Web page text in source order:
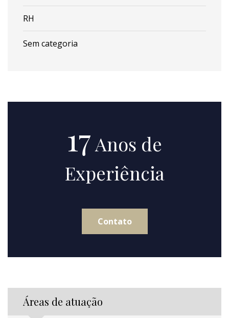
RH
Sem categoria
17Anos de
Experiência
Contato
Áreas de atuação